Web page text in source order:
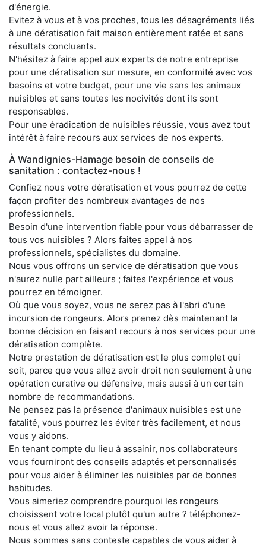
d'énergie.
Evitez à vous et à vos proches, tous les désagréments liés
à une dératisation fait maison entièrement ratée et sans
résultats concluants.
N'hésitez à faire appel aux experts de notre entreprise
pour une dératisation sur mesure, en conformité avec vos
besoins et votre budget, pour une vie sans les animaux
nuisibles et sans toutes les nocivités dont ils sont
responsables.
Pour une éradication de nuisibles réussie, vous avez tout
intérêt à faire recours aux services de nos experts.
À Wandignies-Hamage besoin de conseils de
sanitation : contactez-nous !
Confiez nous votre dératisation et vous pourrez de cette
façon profiter des nombreux avantages de nos
professionnels.
Besoin d'une intervention fiable pour vous débarrasser de
tous vos nuisibles ? Alors faites appel à nos
professionnels, spécialistes du domaine.
Nous vous offrons un service de dératisation que vous
n'aurez nulle part ailleurs ; faites l'expérience et vous
pourrez en témoigner.
Où que vous soyez, vous ne serez pas à l'abri d'une
incursion de rongeurs. Alors prenez dès maintenant la
bonne décision en faisant recours à nos services pour une
dératisation complète.
Notre prestation de dératisation est le plus complet qui
soit, parce que vous allez avoir droit non seulement à une
opération curative ou défensive, mais aussi à un certain
nombre de recommandations.
Ne pensez pas la présence d'animaux nuisibles est une
fatalité, vous pourrez les éviter très facilement, et nous
vous y aidons.
En tenant compte du lieu à assainir, nos collaborateurs
vous fourniront des conseils adaptés et personnalisés
pour vous aider à éliminer les nuisibles par de bonnes
habitudes.
Vous aimeriez comprendre pourquoi les rongeurs
choisissent votre local plutôt qu'un autre ? téléphonez-
nous et vous allez avoir la réponse.
Nous sommes sans conteste capables de vous aider à